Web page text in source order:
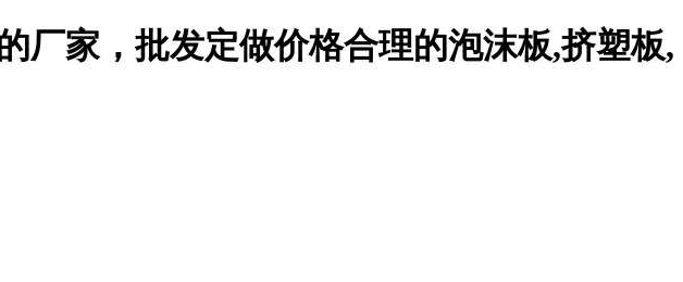
厂家，批发定做价格合理的泡沫板,挤塑板,